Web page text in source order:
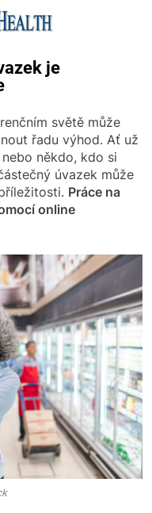
Health
je
světě může
řadu výhod. Ať už
někdo, kdo si
úvazek může
Práce na
online